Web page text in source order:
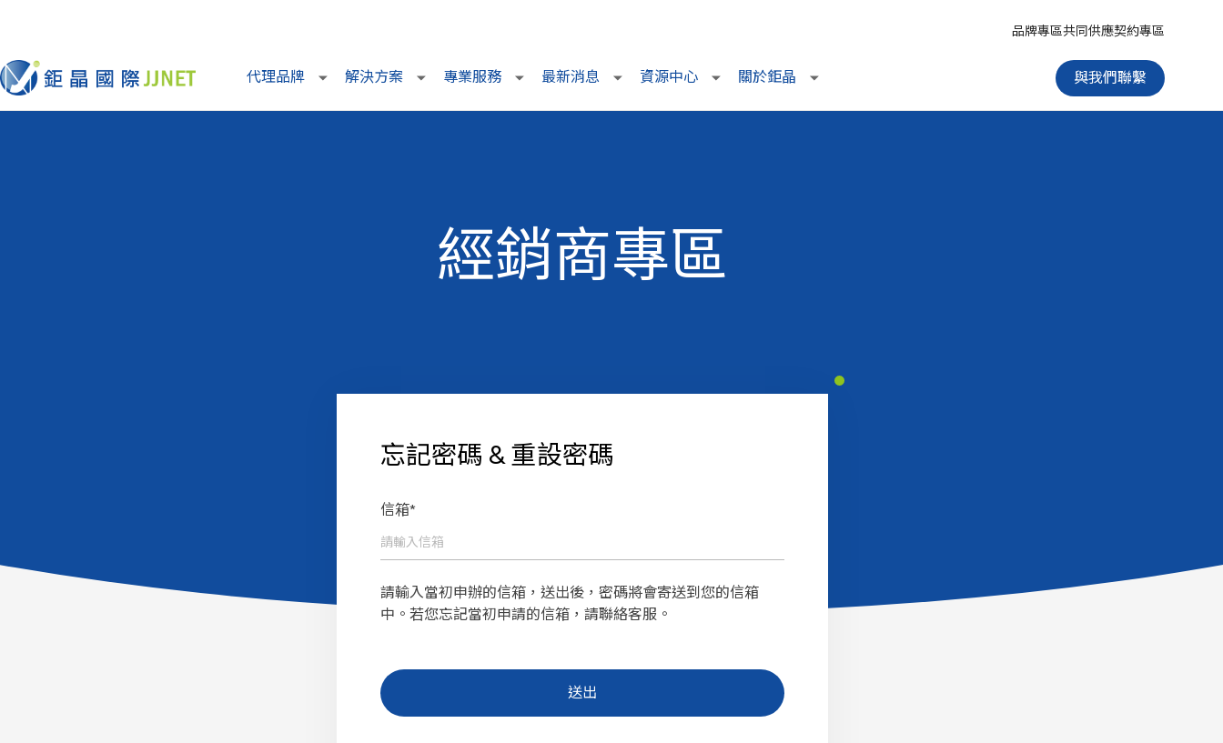
品牌專區共同供應契約專區
代理品牌 解決方案 專業服務 最新消息 資源中心 關於鉅晶 與我們聯繫
經銷商專區
忘記密碼 & 重設密碼
信箱*
請輸入當初申辦的信箱，送出後，密碼將會寄送到您的信箱
中。若您忘記當初申請的信箱，請聯絡客服。